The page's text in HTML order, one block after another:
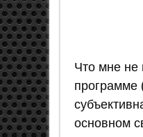
Что мне не
программе
основном